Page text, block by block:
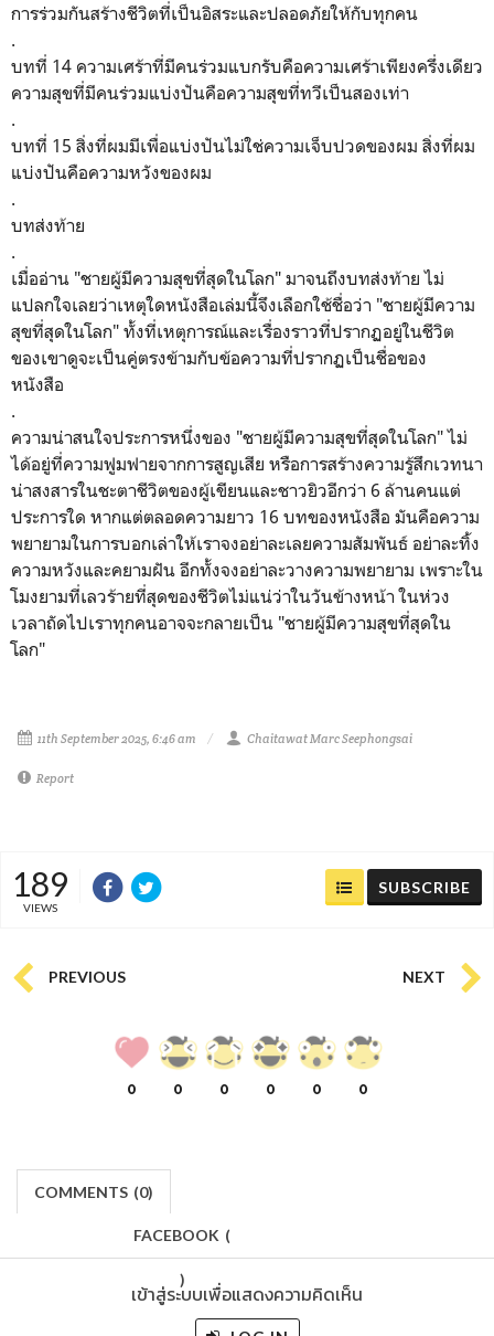
การร่วมกันสร้างชีวิตที่เป็นอิสระและปลอดภัยให้กับทุกคน
.
บทที่ 14 ความเศร้าที่มีคนร่วมแบกรับคือความเศร้าเพียงครึ่งเดียว
ความสุขที่มีคนร่วมแบ่งปันคือความสุขที่ทวีเป็นสองเท่า
.
บทที่ 15 สิ่งที่ผมมีเพื่อแบ่งปันไม่ใช่ความเจ็บปวดของผม สิ่งที่ผม
แบ่งปันคือความหวังของผม
.
บทส่งท้าย
.
เมื่ออ่าน "ชายผู้มีความสุขที่สุดในโลก" มาจนถึงบทส่งท้าย ไม่
แปลกใจเลยว่าเหตุใดหนังสือเล่มนี้จึงเลือกใช้ชื่อว่า "ชายผู้มีความ
สุขที่สุดในโลก" ทั้งที่เหตุการณ์และเรื่องราวที่ปรากฏอยู่ในชีวิต
ของเขาดูจะเป็นคู่ตรงข้ามกับข้อความที่ปรากฏเป็นชื่อของ
หนังสือ
.
ความน่าสนใจประการหนึ่งของ "ชายผู้มีความสุขที่สุดในโลก" ไม่
ได้อยู่ที่ความฟูมฟายจากการสูญเสีย หรือการสร้างความรู้สึกเวทนา
น่าสงสารในชะตาชีวิตของผู้เขียนและชาวยิวอีกว่า 6 ล้านคนแต่
ประการใด หากแต่ตลอดความยาว 16 บทของหนังสือ มันคือความ
พยายามในการบอกเล่าให้เราจงอย่าละเลยความสัมพันธ์ อย่าละทิ้ง
ความหวังและคยามฝัน อีกทั้งจงอย่าละวางความพยายาม เพราะใน
โมงยามที่เลวร้ายที่สุดของชีวิตไม่แน่ว่าในวันข้างหน้า ในห่วง
เวลาถัดไปเราทุกคนอาจจะกลายเป็น "ชายผู้มีความสุขที่สุดใน
โลก"
11th September 2025, 6:46 am Chaitawat Marc Seephongsai
Report
189
VIEWS
SUBSCRIBE
PREVIOUS NEXT
0 0 0 0 0 0
COMMENTS (0)
FACEBOOK (
)
เข้าสู่ระบบเพื่อแสดงความคิดเห็น